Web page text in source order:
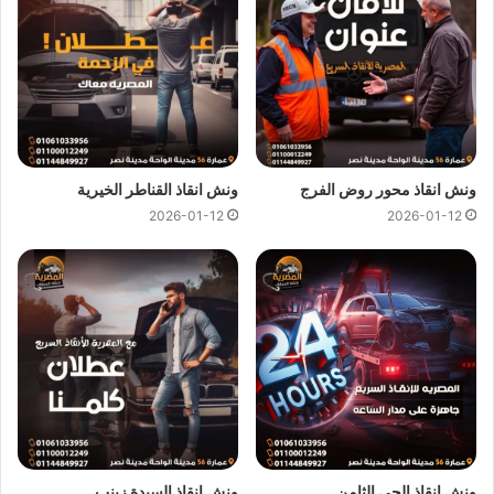
علي جميع خدماتانقاذ السيارات
ونش انقاذ المصريةلدينا دائماونش انقاذ في النزهةلسحب و انقاذ
سيارتك ونقلك الي اقرب مركز صيانة او توكيل سيارات ، اتصل بنا
الان ولا تترددونش انقاذالمصرية هوارخص ونش انقاذ في النزهة
اتصل بنا عليرقم ونش انقاذ النزهة 01144849927او
01017439322او01094833093ليصلكونش انقاذ سيارات
سريع و مجهز بأحدث المعدات واحدث وسائل الامان والراحة.
ونش انقاذ سيارات بالنزهة
من اهم اسباب نجاحونش المصرية لانقاذ السياراتهى خبرتنا
الكبيرة فيانقاذ السياراتونقل السياراتفنحن نمتلك اسطول
كبير من اوناش انقاذ السيارات لكي نستطيع تقديم خدمات انقاذ
السيارات بجودة عالية و اقل سعر لكي نصبحافضل ونش انقاذ في
النزهة
ارخص ونش انقاذ في النزهةو جميع المحافظات.
ونش انقاذ محور روض الفرج
2026-01-12
ونش انقاذ القناطر الخيرية
2026-01-12